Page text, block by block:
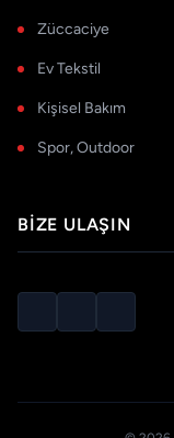
Züccaciye
Ev Tekstil
Kişisel Bakım
Spor, Outdoor
BIZE ULAŞIN